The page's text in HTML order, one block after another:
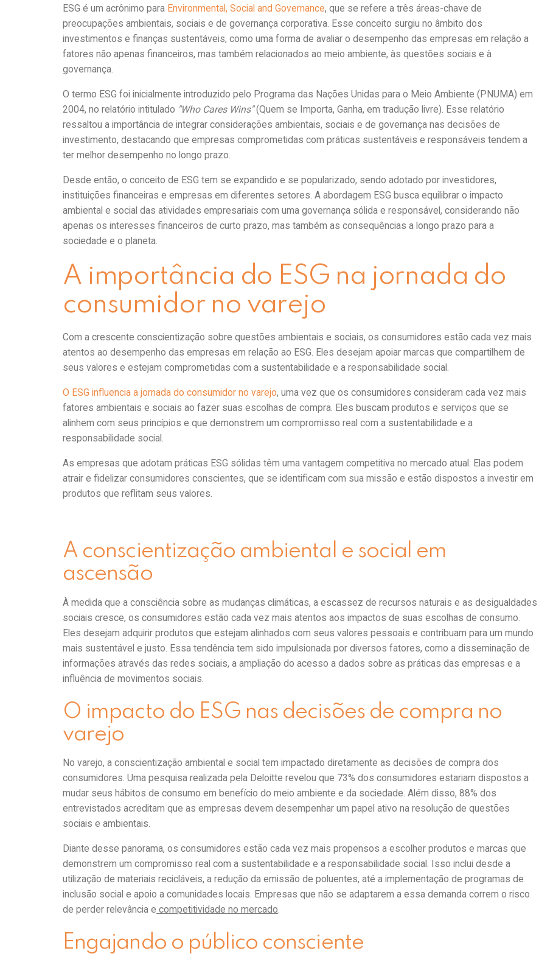
ESG é um acrônimo para Environmental, Social and Governance, que se refere a três áreas-chave de
preocupações ambientais, sociais e de governança corporativa. Esse conceito surgiu no âmbito dos
investimentos e finanças sustentáveis, como uma forma de avaliar o desempenho das empresas em relação a
fatores não apenas financeiros, mas também relacionados ao meio ambiente, às questões sociais e à
governança.
O termo ESG foi inicialmente introduzido pelo Programa das Nações Unidas para o Meio Ambiente (PNUMA) em
2004, no relatório intitulado "Who Cares Wins"(Quem se Importa, Ganha, em tradução livre). Esse relatório
ressaltou a importância de integrar considerações ambientais, sociais e de governança nas decisões de
investimento, destacando que empresas comprometidas com práticas sustentáveis e responsáveis tendem a
ter melhor desempenho no longo prazo.
Desde então, o conceito de ESG tem se expandido e se popularizado, sendo adotado por investidores,
instituições financeiras e empresas em diferentes setores. A abordagem ESG busca equilibrar o impacto
ambiental e social das atividades empresariais com uma governança sólida e responsável, considerando não
apenas os interesses financeiros de curto prazo, mas também as consequências a longo prazo para a
sociedade e o planeta.
A importância do ESG na jornada do
consumidor no varejo
Com a crescente conscientização sobre questões ambientais e sociais, os consumidores estão cada vez mais
atentos ao desempenho das empresas em relação ao ESG. Eles desejam apoiar marcas que compartilhem de
seus valores e estejam comprometidas com a sustentabilidade e a responsabilidade social.
O ESG influencia a jornada do consumidor no varejo, uma vez que os consumidores consideram cada vez mais
fatores ambientais e sociais ao fazer suas escolhas de compra. Eles buscam produtos e serviços que se
alinhem com seus princípios e que demonstrem um compromisso real com a sustentabilidade e a
responsabilidade social.
As empresas que adotam práticas ESG sólidas têm uma vantagem competitiva no mercado atual. Elas podem
atrair e fidelizar consumidores conscientes, que se identificam com sua missão e estão dispostos a investir em
produtos que reflitam seus valores.
A conscientização ambiental e social em
ascensão
À medida que a consciência sobre as mudanças climáticas, a escassez de recursos naturais e as desigualdades
sociais cresce, os consumidores estão cada vez mais atentos aos impactos de suas escolhas de consumo.
Eles desejam adquirir produtos que estejam alinhados com seus valores pessoais e contribuam para um mundo
mais sustentável e justo. Essa tendência tem sido impulsionada por diversos fatores, como a disseminação de
informações através das redes sociais, a ampliação do acesso a dados sobre as práticas das empresas e a
influência de movimentos sociais.
O impacto do ESG nas decisões de compra no
varejo
No varejo, a conscientização ambiental e social tem impactado diretamente as decisões de compra dos
consumidores. Uma pesquisa realizada pela Deloitte revelou que 73% dos consumidores estariam dispostos a
mudar seus hábitos de consumo em benefício do meio ambiente e da sociedade. Além disso, 88% dos
entrevistados acreditam que as empresas devem desempenhar um papel ativo na resolução de questões
sociais e ambientais.
Diante desse panorama, os consumidores estão cada vez mais propensos a escolher produtos e marcas que
demonstrem um compromisso real com a sustentabilidade e a responsabilidade social. Isso inclui desde a
utilização de materiais recicláveis, a redução da emissão de poluentes, até a implementação de programas de
inclusão social e apoio a comunidades locais. Empresas que não se adaptarem a essa demanda correm o risco
de perder relevância e competitividade no mercado.
Engajando o público consciente